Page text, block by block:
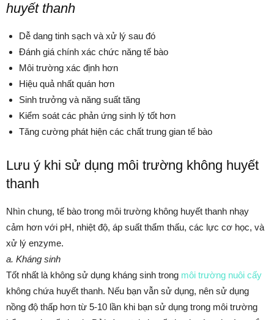
huyết thanh
Dễ dang tinh sạch và xử lý sau đó
Đánh giá chính xác chức năng tế bào
Môi trường xác định hơn
Hiệu quả nhất quán hơn
Sinh trưởng và năng suất tăng
Kiểm soát các phản ứng sinh lý tốt hơn
Tăng cường phát hiện các chất trung gian tế bào
Lưu ý khi sử dụng môi trường không huyết
thanh
Nhìn chung, tế bào trong môi trường không huyết thanh nhạy
cảm hơn với pH, nhiệt độ, áp suất thẩm thấu, các lực cơ học, và
xử lý enzyme.
a. Kháng sinh
Tốt nhất là không sử dụng kháng sinh trong môi trường nuôi cấy
không chứa huyết thanh. Nếu bạn vẫn sử dụng, nên sử dụng
nồng độ thấp hơn từ 5-10 lần khi bạn sử dụng trong môi trường